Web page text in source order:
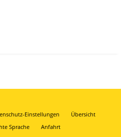
Einstellungen
Übersicht
Sprache Anfahrt